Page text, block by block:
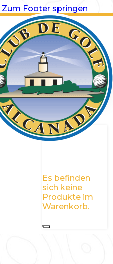
Zum Footer springen
0
Es befinden
sich keine
Produkte im
Warenkorb.